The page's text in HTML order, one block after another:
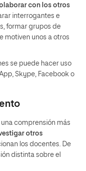
con los otros
interrogantes e
formar grupos de
motiven unos a otros
se puede hacer uso
Skype, Facebook o
comprensión más
otros
los docentes. De
distinta sobre el